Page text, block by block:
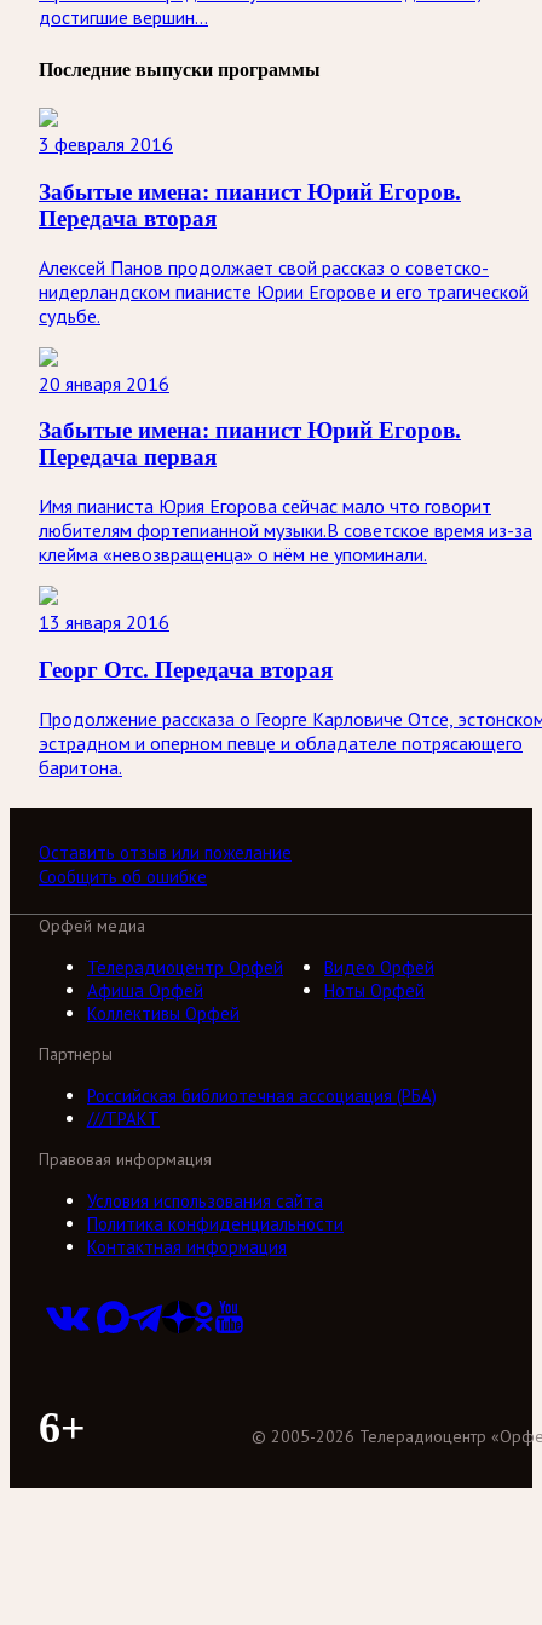
достигшие вершин...
Последние выпуски программы
3 февраля 2016
Забытые имена: пианист Юрий Егоров.
Передача вторая
Алексей Панов продолжает свой рассказ о советско-
нидерландском пианисте Юрии Егорове и его трагической
судьбе.
20 января 2016
Забытые имена: пианист Юрий Егоров.
Передача первая
Имя пианиста Юрия Егорова сейчас мало что говорит
любителям фортепианной музыки.В советское время из-за
клейма «невозвращенца» о нём не упоминали.
13 января 2016
Георг Отс. Передача вторая
Продолжение рассказа о Георге Карловиче Отсе,
эстрадном и оперном певце и обладателе потрясающего
баритона.
Оставить отзыв или пожелание
Сообщить об ошибке
Орфей медиа
Телерадиоцентр Орфей
Видео Орфей
Афиша Орфей
Ноты Орфей
Коллективы Орфей
Партнеры
Российская библиотечная ассоциация (РБА)
///ТРАКТ
Правовая информация
Условия использования сайта
Политика конфиденциальности
Контактная информация
6+ © 2005-2026 Телерадиоцентр